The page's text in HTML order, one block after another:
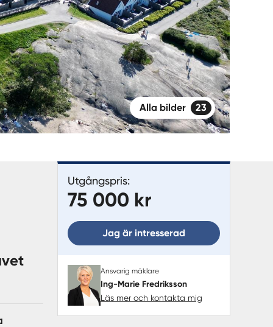
Alla bilder 23
Utgångspris:
75 000 kr
Jag är intresserad
Ansvarig mäklare
Ing-Marie Fredriksson
Läs mer och kontakta mig